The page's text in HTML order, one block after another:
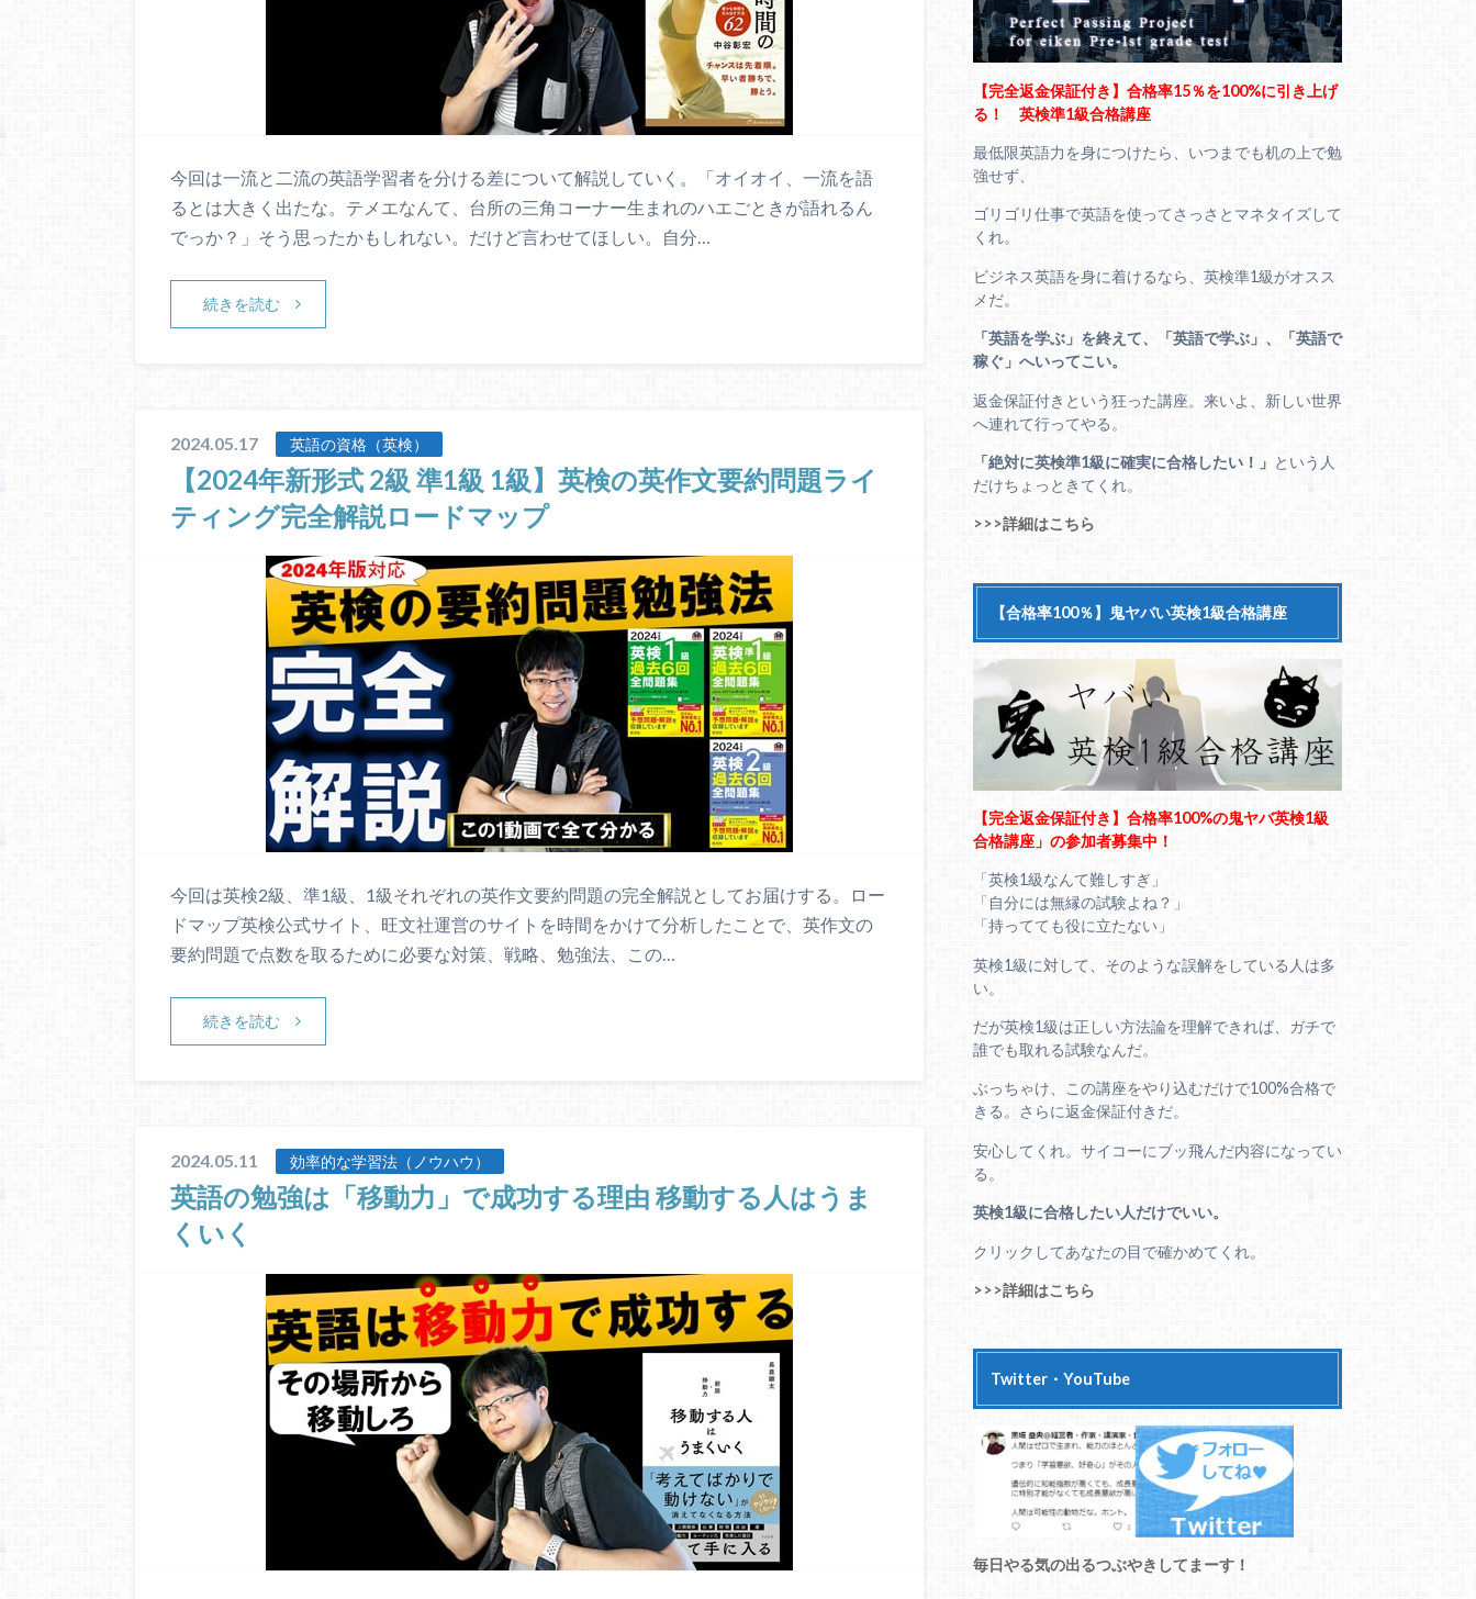
今回は一流と二流の英語学習者を分ける差について解説していく。「オイオイ、一流を語
るとは大きく出たな。テメエなんて、台所の三角コーナー生まれのハエごときが語れるん
でっか？」そう思ったかもしれない。だけど言わせてほしい。自分…
続きを読む
2024.05.17 英語の資格（英検）
【2024年新形式 2級 準1級 1級】英検の英作文要約問題ライ
ティング完全解説ロードマップ
今回は英検2級、準1級、1級それぞれの英作文要約問題の完全解説としてお届けする。ロー
ドマップ英検公式サイト、旺文社運営のサイトを時間をかけて分析したことで、英作文の
要約問題で点数を取るために必要な対策、戦略、勉強法、この…
続きを読む
2024.05.11 効率的な学習法（ノウハウ）
英語の勉強は「移動力」で成功する理由 移動する人はうま
くいく
【完全返金保証付き】合格率15％を100%に引き上げ
る！ 英検準1級合格講座
最低限英語力を身につけたら、いつまでも机の上で勉
強せず、
ゴリゴリ仕事で英語を使ってさっさとマネタイズして
くれ。
ビジネス英語を身に着けるなら、英検準1級がオスス
メだ。
「英語を学ぶ」を終えて、「英語で学ぶ」、「英語で
稼ぐ」へいってこい。
返金保証付きという狂った講座。来いよ、新しい世界
へ連れて行ってやる。
「絶対に英検準1級に確実に合格したい！」 という人
だけちょっときてくれ。
>>>詳細はこちら
【合格率100％】鬼ヤバい英検1級合格講座
【完全返金保証付き】合格率100%の鬼ヤバ英検1級
合格講座」の参加者募集中！
「英検1級なんて難しすぎ」
「自分には無縁の試験よね？」
「持ってても役に立たない」
英検1級に対して、そのような誤解をしている人は多
い。
だが英検1級は正しい方法論を理解できれば、ガチで
誰でも取れる試験なんだ。
ぶっちゃけ、この講座をやり込むだけで100%合格で
きる。さらに返金保証付きだ。
安心してくれ。サイコーにブッ飛んだ内容になってい
る。
英検1級に合格したい人だけでいい。
クリックしてあなたの目で確かめてくれ。
>>>詳細はこちら
Twitter・YouTube
毎日やる気の出るつぶやきしてまーす！